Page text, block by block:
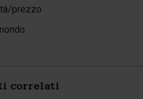
prezzo
correlati